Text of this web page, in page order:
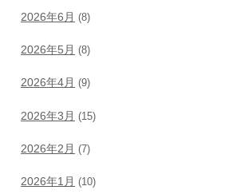
2026年6月 (8)
2026年5月 (8)
2026年4月 (9)
2026年3月 (15)
2026年2月 (7)
2026年1月 (10)